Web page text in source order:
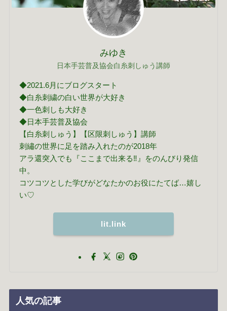
みゆき
日本手芸普及協会白糸刺しゅう講師
◆2021.6月にブログスタート
◆白糸刺繍の白い世界が大好き
◆一色刺しも大好き
◆日本手芸普及協会
【白糸刺しゅう】【区限刺しゅう】講師
刺繡の世界に足を踏み入れたのが2018年
アラ還突入でも『ここまで出来る‼』をのんびり発信
中。
コツコツとした学びがどなたかのお役にたてば…嬉し
い♡
lit.link
人気の記事